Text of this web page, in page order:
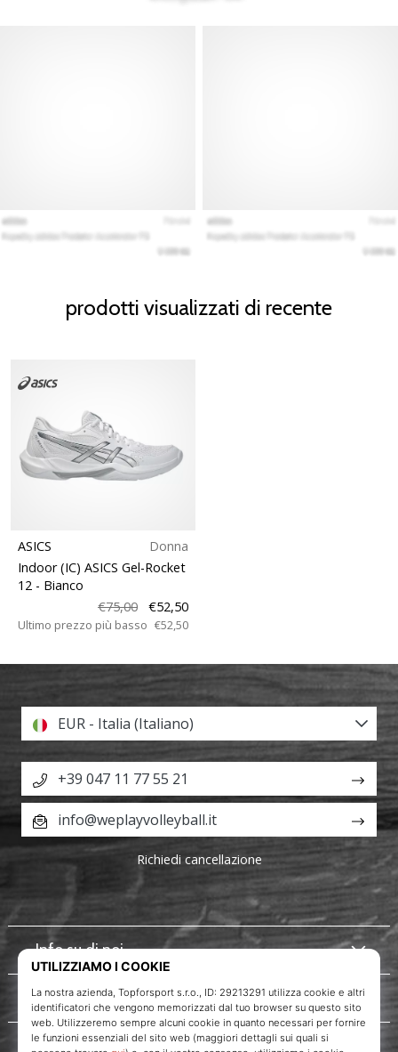
prodotti visualizzati di recente
ASICS
Donna
Indoor (IC) ASICS Gel-Rocket
12 - Bianco
€75,00
€52,50
Ultimo prezzo più basso €52,50
Info su di noi
Servizio clienti
EUR - Italia (Italiano)
+39 047 11 77 55 21
info@weplayvolleyball.it
Richiedi cancellazione